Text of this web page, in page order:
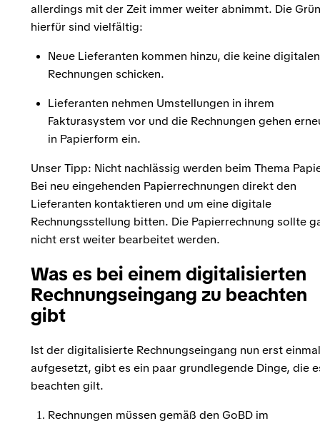
allerdings mit der Zeit immer weiter abnimmt. Die
hierfür sind vielfältig:
Neue Lieferanten kommen hinzu, die keine digitalen
Rechnungen schicken.
Lieferanten nehmen Umstellungen in ihrem
Fakturasystem vor und die Rechnungen gehen
in Papierform ein.
Unser Tipp: Nicht nachlässig werden beim Thema
Bei neu eingehenden Papierrechnungen direkt den
Lieferanten kontaktieren und um eine digitale
Rechnungsstellung bitten. Die Papierrechnung sollte
nicht erst weiter bearbeitet werden.
Was es bei einem digitalisierten
Rechnungseingang zu beachten
gibt
Ist der digitalisierte Rechnungseingang nun erst einmal
aufgesetzt, gibt es ein paar grundlegende Dinge, die
beachten gilt.
Rechnungen müssen gemäß den GoBD im